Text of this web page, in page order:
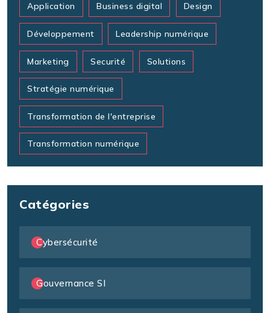
Application Business digital Design
Développement Leadership numérique
Marketing Securité Solutions
Stratégie numérique
Transformation de l'entreprise
Transformation numérique
Catégories
Cybersécurité
Gouvernance SI